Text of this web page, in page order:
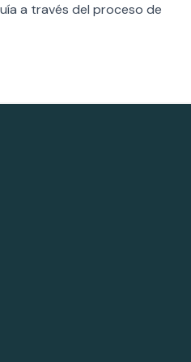
a través del proceso de